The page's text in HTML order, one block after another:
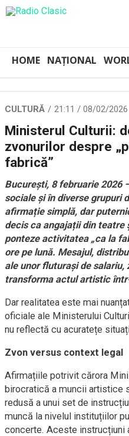
HOME NAȚIONAL
CULTURĂ 21:11 / 08/02/2026
Ministerul Culturii:
zvonurilor despre
fabrică”
București, 8 februarie 2026
sociale și în diverse grupuri
afirmație simplă, dar
decis ca angajații din
ponteze activitatea „ca la
ore pe lună. Mesajul,
ale unor fluturași de salariu,
transforma actul artistic
Dar realitatea este mai
oficiale ale Ministerului
nu reflectă cu acuratețe
Zvon versus context legal
Afirmațiile potrivit cărora
birocratică a muncii artistice
redusă a unui set de
muncă la nivelul instituțiilor
concerte. Aceste instrucțiuni